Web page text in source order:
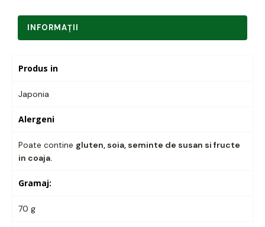
INFORMAŢII
Produs in
Japonia
Alergeni
Poate contine gluten, soia, seminte de susan si fructe
in coaja.
Gramaj:
70 g